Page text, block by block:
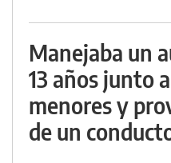
Manejaba un
13 años junto
menores y
de un